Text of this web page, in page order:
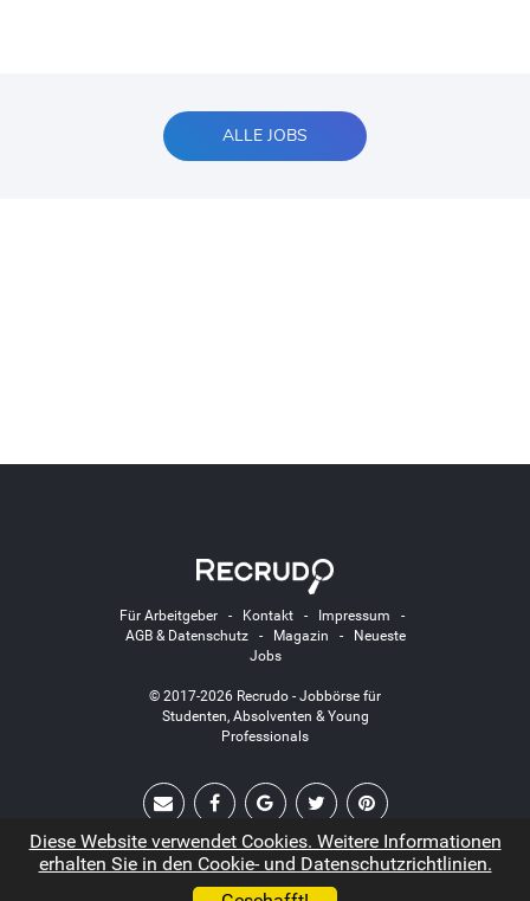
ALLE JOBS
Für Arbeitgeber- Kontakt- Impressum -
AGB & Datenschutz- Magazin -
Neueste
Jobs
© 2017-2026 Recrudo - Jobbörse für
Studenten, Absolventen & Young
Professionals
Diese Website verwendet Cookies. Weitere Informationen
erhalten Sie in den Cookie- und Datenschutzrichtlinien.